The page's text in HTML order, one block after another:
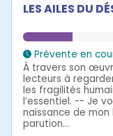
LES AILES DU
Prévente en
À travers son
lecteurs à
les fragilités
l’essentiel. -- Je
naissance de
parution...